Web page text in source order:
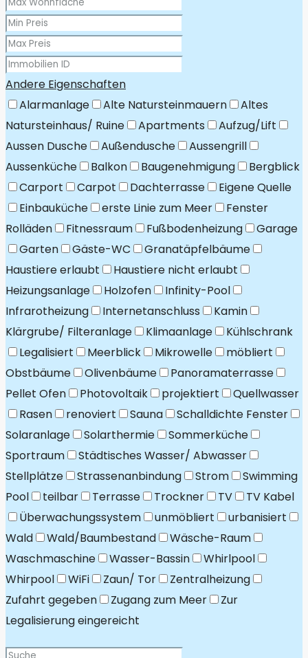
Andere Eigenschaften
Alarmanlage
Alte Natursteinmauern
Altes
Natursteinhaus/ Ruine
Apartments
Aufzug/Lift
Aussen Dusche
Außendusche
Aussengrill
Aussenküche
Balkon Baugenehmigung
Bergblick
Carport
Carpot Dachterrasse
Eigene Quelle
Einbauküche
erste Linie zum Meer
Fenster
Rolläden
Fitnessraum Fußbodenheizung
Garage
Garten
Gäste-WC
Granatäpfelbäume
Haustiere erlaubt
Haustiere nicht erlaubt
Heizungsanlage
Holzofen
Infinity-Pool
Infrarotheizung
Internetanschluss
Kamin
Klärgrube/ Filteranlage
Klimaanlage
Kühlschrank
Legalisiert
Meerblick Mikrowelle
möbliert
Obstbäume
Olivenbäume
Panoramaterrasse
Pellet Ofen
Photovoltaik projektiert
Quellwasser
Rasen
renoviert Sauna
Schalldichte Fenster
Solaranlage
Solarthermie
Sommerküche
Sportraum
Städtisches Wasser/ Abwasser
Stellplätze
Strassenanbindung Strom
Swimming
Pool
teilbar Terrasse Trockner TV
TV Kabel
Überwachungssystem
unmöbliert
urbanisiert
Wald
Wald/Baumbestand
Wäsche-Raum
Waschmaschine
Wasser-Bassin
Whirlpool
Whirpool
WiFi Zaun/ Tor
Zentralheizung
Zufahrt gegeben
Zugang zum Meer
Zur
Legalisierung eingereicht